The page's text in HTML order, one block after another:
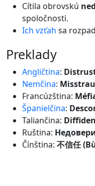
Cítila obrovskú
spoločnosti.
Ich vzťah sa
preklady
Angličtina:
Nemčina:
Francúzština:
Španielčina:
Taliančina:
Ruština:
Čínština: 不信任